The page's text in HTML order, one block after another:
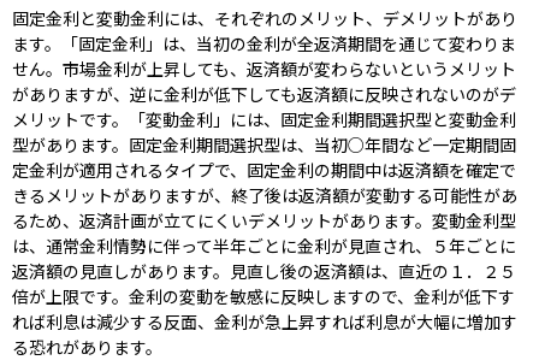
固定金利と変動金利には、それぞれのメリット、デメリットがあり
ます。「固定金利」は、当初の金利が全返済期間を通じて変わりま
せん。市場金利が上昇しても、返済額が変わらないというメリット
がありますが、逆に金利が低下しても返済額に反映されないのがデ
メリットです。「変動金利」には、固定金利期間選択型と変動金利
型があります。固定金利期間選択型は、当初○年間など一定期間固
定金利が適用されるタイプで、固定金利の期間中は返済額を確定で
きるメリットがありますが、終了後は返済額が変動する可能性があ
るため、返済計画が立てにくいデメリットがあります。変動金利型
は、通常金利情勢に伴って半年ごとに金利が見直され、５年ごとに
返済額の見直しがあります。見直し後の返済額は、直近の１．２５
倍が上限です。金利の変動を敏感に反映しますので、金利が低下す
れば利息は減少する反面、金利が急上昇すれば利息が大幅に増加す
る恐れがあります。